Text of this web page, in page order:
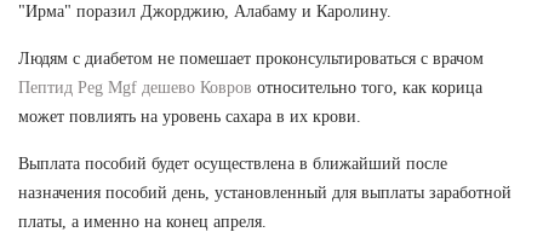
"Ирма" поразил Джорджию, Алабаму и Каролину.
Людям с диабетом не помешает проконсультироваться с врачом
Пептид Peg Mgf дешево Ковров относительно того, как корица
может повлиять на уровень сахара в их крови.
Выплата пособий будет осуществлена в ближайший после
назначения пособий день, установленный для выплаты заработной
платы, а именно на конец апреля.